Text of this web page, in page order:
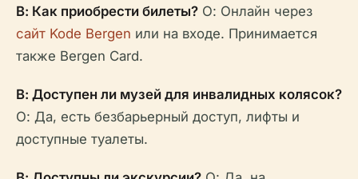
В: Как приобрести билеты? О: Онлайн через
сайт Kode Bergen или на входе. Принимается
также Bergen Card.
В: Доступен ли музей для инвалидных колясок?
О: Да, есть безбарьерный доступ, лифты и
доступные туалеты.